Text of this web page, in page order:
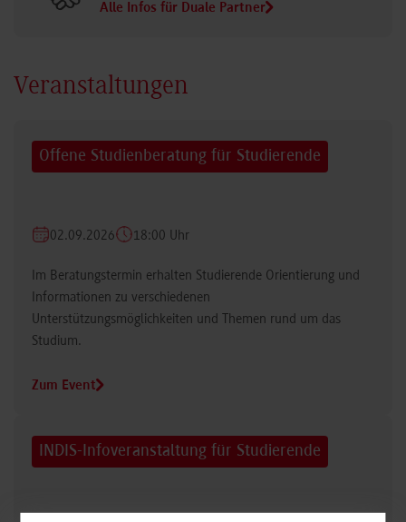
Alle Infos für Duale Partner
Veranstaltungen
Offene Studienberatung für Studierende
02.09.2026 18:00 Uhr
Im Beratungstermin erhalten Studierende Orientierung und
Informationen zu verschiedenen
Unterstützungsmöglichkeiten und Themen rund um das
Studium.
Zum Event
INDIS-Infoveranstaltung für Studierende